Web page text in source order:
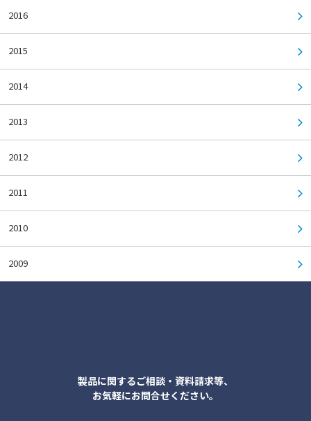
2016
2015
2014
2013
2012
2011
2010
2009
製品に関するご相談・資料請求等、
お気軽にお問合せください。